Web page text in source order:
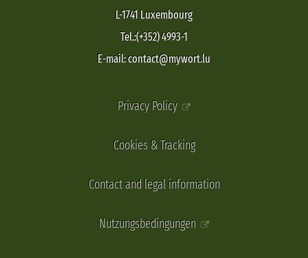
L-1741 Luxembourg
Tel.:(+352) 4993-1
E-mail: contact@mywort.lu
Privacy Policy
Cookies & Tracking
Contact and legal information
Nutzungsbedingungen